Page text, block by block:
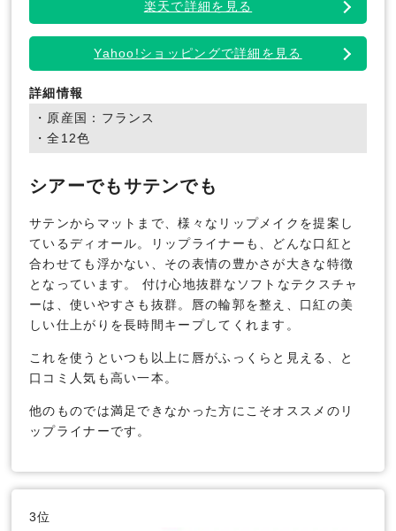
楽天で詳細を見る
Yahoo!ショッピングで詳細を見る
詳細情報
・原産国：フランス
・全12色
シアーでもサテンでも
サテンからマットまで、様々なリップメイクを提案し
ているディオール。リップライナーも、どんな口紅と
合わせても浮かない、その表情の豊かさが大きな特徴
となっています。 付け心地抜群なソフトなテクスチャ
ーは、使いやすさも抜群。唇の輪郭を整え、口紅の美
しい仕上がりを長時間キープしてくれます。
これを使うといつも以上に唇がふっくらと見える、と
口コミ人気も高い一本。
他のものでは満足できなかった方にこそオススメのリ
ップライナーです。
3位